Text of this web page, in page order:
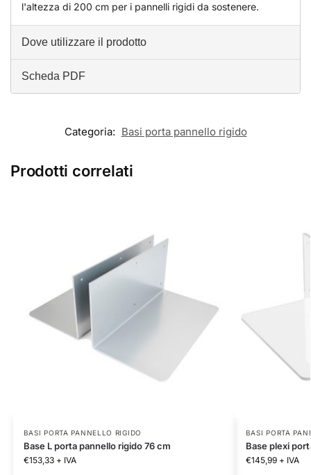
l'altezza di 200 cm per i pannelli rigidi da sostenere.
Dove utilizzare il prodotto
Scheda PDF
Categoria: Basi porta pannello rigido
Prodotti correlati
BASI PORTA PANNELLO RIGIDO
Base L porta pannello rigido 76 cm
€153,33 + IVA
BASI PORTA
Base plexi
€145,99 + IVA